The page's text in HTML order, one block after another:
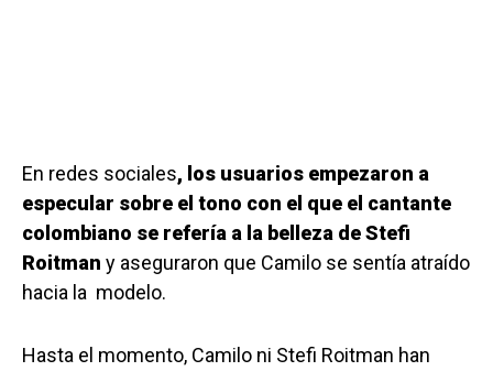
En redes sociales, los usuarios empezaron a
especular sobre el tono con el que el cantante
colombiano se refería a la belleza de Stefi
Roitman y aseguraron que Camilo se sentía atraído
hacia la modelo.
Hasta el momento, Camilo ni Stefi Roitman han